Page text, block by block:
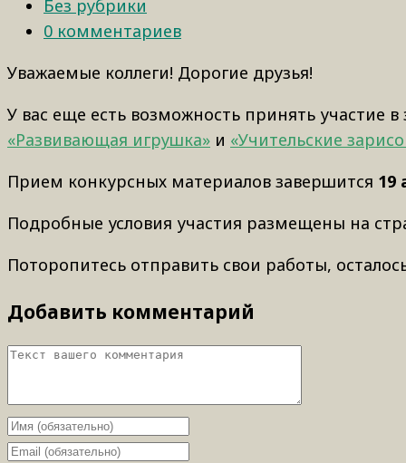
Без рубрики
0 комментариев
Уважаемые коллеги! Дорогие друзья!
У вас еще есть возможность принять участие
«Развивающая игрушка» и «Учительские
Прием конкурсных материалов завершится 19
Подробные условия участия размещены на
Поторопитесь отправить свои работы,
Добавить комментарий